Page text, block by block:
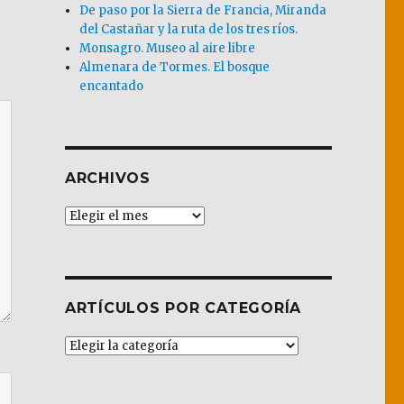
De paso por la Sierra de Francia, Miranda
del Castañar y la ruta de los tres ríos.
Monsagro. Museo al aire libre
Almenara de Tormes. El bosque
encantado
ARCHIVOS
Archivos
ARTÍCULOS POR CATEGORÍA
Artículos